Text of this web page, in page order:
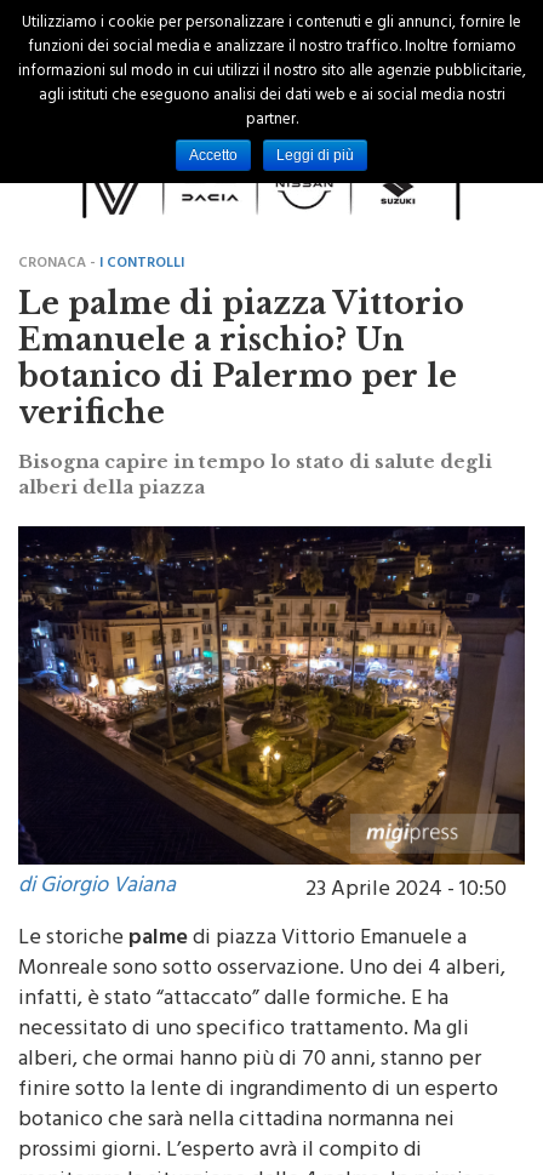
CRONACA - I CONTROLLI
Le palme di piazza Vittorio
Emanuele a rischio? Un
botanico di Palermo per le
verifiche
Bisogna capire in tempo lo stato di salute degli
alberi della piazza
di Giorgio Vaiana
23 Aprile 2024 - 10:50
Le storichepalmedi piazza Vittorio Emanuele a
Monreale sono sotto osservazione. Uno dei 4 alberi,
infatti, è stato “attaccato” dalle formiche. E ha
necessitato di uno specifico trattamento. Ma gli
alberi, che ormai hanno più di 70 anni, stanno per
finire sotto la lente di ingrandimento di un esperto
botanico che sarà nella cittadina normanna nei
prossimi giorni. L’esperto avrà il compito di
Utilizziamo i cookie per personalizzare i contenuti e gli annunci, fornire le
funzioni dei social media e analizzare il nostro traffico. Inoltre forniamo
informazioni sul modo in cui utilizzi il nostro sito alle agenzie pubblicitarie,
agli istituti che eseguono analisi dei dati web e ai social media nostri
partner.
Accetto Leggi di più